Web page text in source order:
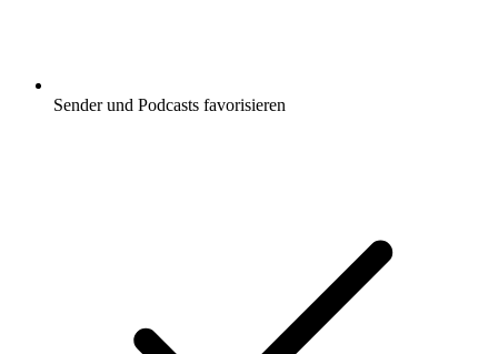
Sender und Podcasts favorisieren